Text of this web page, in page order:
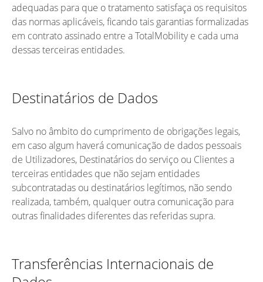
adequadas para que o tratamento satisfaça os requisitos
das normas aplicáveis, ficando tais garantias formalizadas
em contrato assinado entre a TotalMobility e cada uma
dessas terceiras entidades.
Destinatários de Dados
Salvo no âmbito do cumprimento de obrigações legais,
em caso algum haverá comunicação de dados pessoais
de Utilizadores, Destinatários do serviço ou Clientes a
terceiras entidades que não sejam entidades
subcontratadas ou destinatários legítimos, não sendo
realizada, também, qualquer outra comunicação para
outras finalidades diferentes das referidas supra.
Transferências Internacionais de